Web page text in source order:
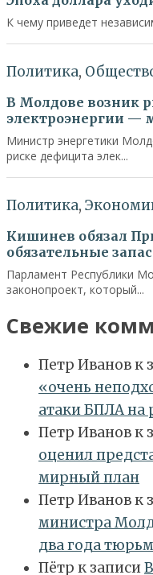
Свежие
Петр Ивановк
«очень
атаки БПЛА на
Петр Ивановк
оценил
мирный план
Петр Ивановк
министра
два года
Пётр к записи